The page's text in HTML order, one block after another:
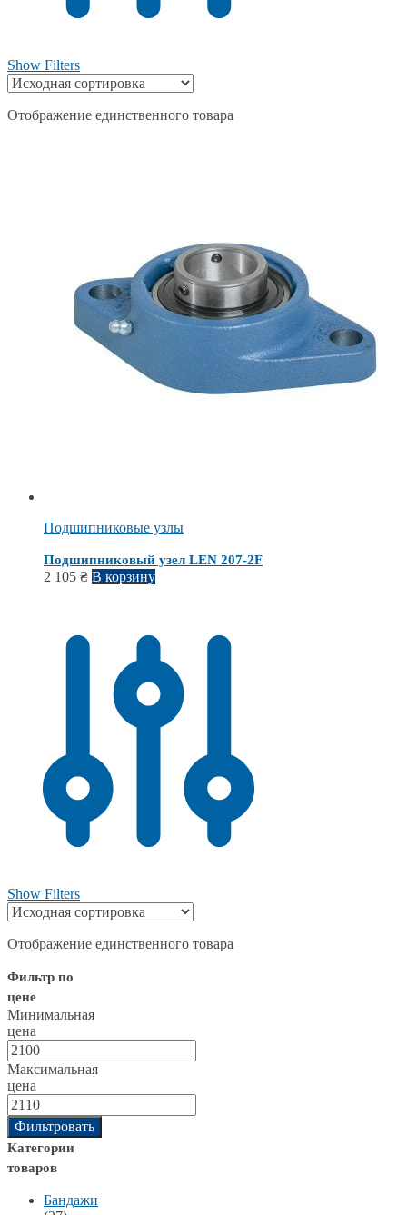
Show Filters
Отображение единственного товара
Подшипниковые узлы
Подшипниковый узел LEN 207-2F
2 105 ₴ В корзину
Show Filters
Отображение единственного товара
Фильтр по
цене
Минимальная
цена
Максимальная
цена
Фильтровать
Категории
товаров
Бандажи